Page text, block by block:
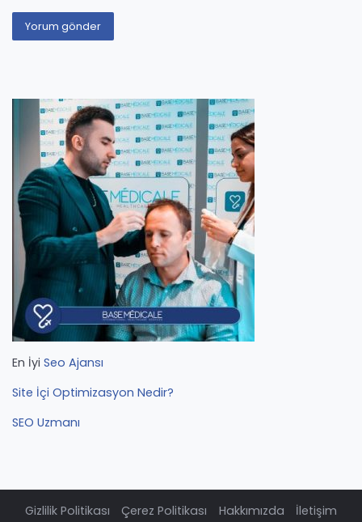
En İyi Seo Ajansı
Site İçi Optimizasyon Nedir?
SEO Uzmanı
Gizlilik Politikası Çerez Politikası Hakkımızda İletişim